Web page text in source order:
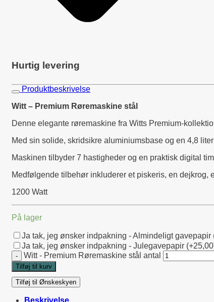
Hurtig levering
Produktbeskrivelse
Witt – Premium Røremaskine stål
Denne elegante røremaskine fra Witts Premium-
Med sin solide, skridsikre aluminiumsbase og en 4,8
Maskinen tilbyder 7 hastigheder og en praktisk digital
Medfølgende tilbehør inkluderer et piskeris, en
1200 Watt
På lager
Ja tak, jeg ønsker indpakning - Almindeligt gavepapir
Ja tak, jeg ønsker indpakning - Julegavepapir
Witt - Premium Røremaskine stål antal
Tilføj til kurv
Tilføj til Ønskeskyen
Beskrivelse